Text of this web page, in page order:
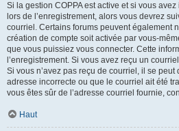
Si la gestion COPPA est active et si vous
lors de l’enregistrement, alors vous devrez
courriel. Certains forums peuvent également
création de compte soit activée par vous-
que vous puissiez vous connecter. Cette
l’enregistrement. Si vous avez reçu un
Si vous n’avez pas reçu de courriel, il se
adresse incorrecte ou que le courriel ait été
vous êtes sûr de l’adresse courriel fournie,
Haut